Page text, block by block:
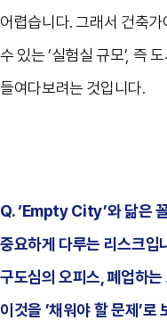
어렵습니다. 그래서 건축
수 있는 ‘실험실 규모’, 즉
들여다보려는 것입니다.
Q. ‘Empty City’와 닮은
중요하게 다루는 리스크입
구도심의 오피스, 폐업하
이것을 ’채워야 할 문제’로